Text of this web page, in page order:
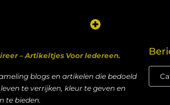
– Artikeltjes Voor Iedereen.
blogs en artikelen die bedoeld
te verrijken, kleur te geven en
te bieden.